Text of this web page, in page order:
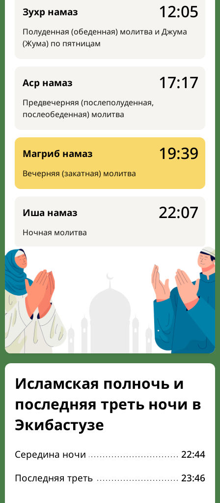
Зухр намаз
Полуденная (обеденная) молитва и Джума
(Жума) по пятницам
12:05
Аср намаз
Предвечерняя (послеполуденная,
послеобеденная) молитва
17:17
Магриб намаз
Вечерняя (закатная) молитва
19:39
Иша намаз
Ночная молитва
22:07
Исламская полночь и
последняя треть ночи в
Экибастузе
Середина ночи
22:44
Последняя треть
23:46